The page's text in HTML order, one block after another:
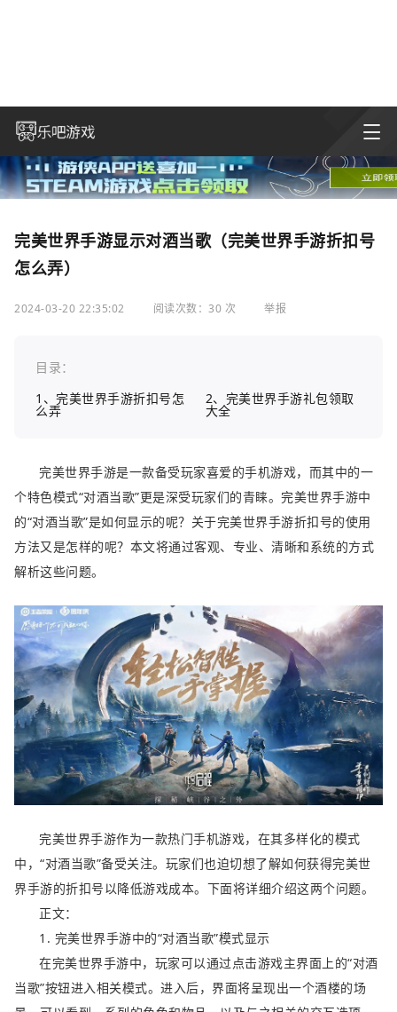
完美世界手游显示对酒当歌（完美世界手游折扣号
怎么弄）
2024-03-20 22:35:02 阅读次数：30 次 举报
目录：
1、完美世界手游折扣号怎
么弄
2、完美世界手游礼包领取
大全
完美世界手游是一款备受玩家喜爱的手机游戏，而其中的一
个特色模式“对酒当歌”更是深受玩家们的青睐。完美世界手游中
的“对酒当歌”是如何显示的呢？关于完美世界手游折扣号的使用
方法又是怎样的呢？本文将通过客观、专业、清晰和系统的方式
解析这些问题。
完美世界手游作为一款热门手机游戏，在其多样化的模式
中，“对酒当歌”备受关注。玩家们也迫切想了解如何获得完美世
界手游的折扣号以降低游戏成本。下面将详细介绍这两个问题。
正文：
1. 完美世界手游中的“对酒当歌”模式显示
在完美世界手游中，玩家可以通过点击游戏主界面上的“对酒
当歌”按钮进入相关模式。进入后，界面将呈现出一个酒楼的场